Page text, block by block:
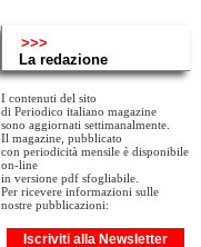
>>>
La redazione
I contenuti del sito
di Periodico italiano magazine
sono aggiornati settimanalmente.
Il magazine, pubblicato
con periodicità mensile è disponibile
on-line
in versione pdf sfogliabile.
Per ricevere informazioni sulle
nostre pubblicazioni:
Iscriviti alla Newsletter